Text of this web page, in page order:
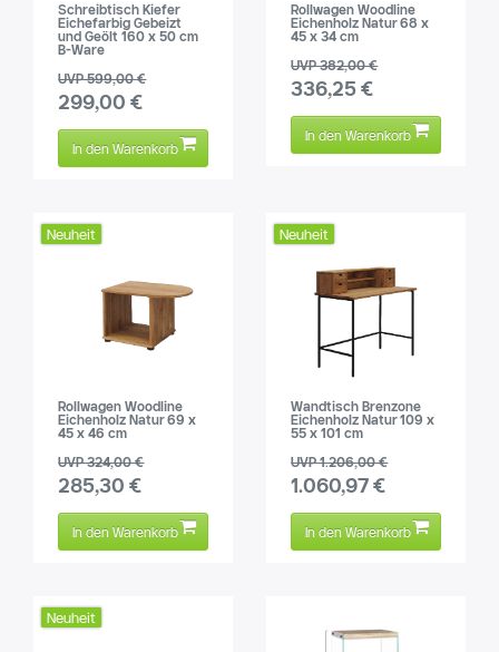
Schreibtisch Kiefer
Eichefarbig Gebeizt
und Geölt 160 x 50 cm
B-Ware
UVP 599,00 €
299,00 €
In den Warenkorb
Rollwagen Woodline
Eichenholz Natur 68 x
45 x 34 cm
UVP 382,00 €
336,25 €
In den Warenkorb
Neuheit
Rollwagen Woodline
Eichenholz Natur 69 x
45 x 46 cm
UVP 324,00 €
285,30 €
In den Warenkorb
Neuheit
Wandtisch Brenzone
Eichenholz Natur 109 x
55 x 101 cm
UVP 1.206,00 €
1.060,97 €
In den Warenkorb
Neuheit